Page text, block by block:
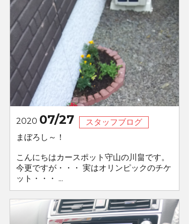
2020 07/27
スタッフブログ
まぼろし～！
こんにちはカースポット守山の川畠です。
今更ですが・・・ 実はオリンピックのチケ
ット・・・ ...